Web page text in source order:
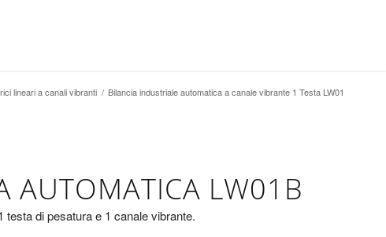
lineari a canali vibranti / Bilancia industriale automatica a canale vibrante 1 Testa LW01
AUTOMATICA LW01B
testa di pesatura e 1 canale vibrante.